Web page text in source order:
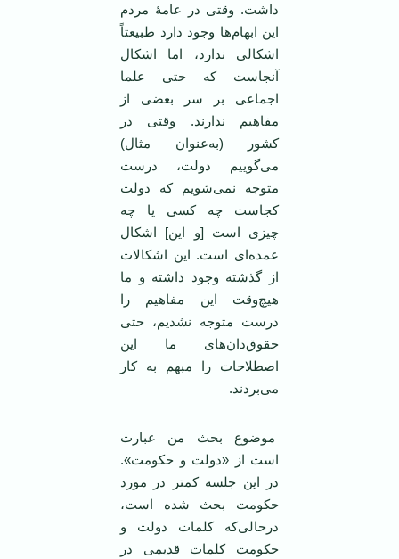
داشت. وقتی در عامۀ مردم
این ابهام‌ها وجود دارد طبیعتاً
اشکالی ندارد، اما اشکال
آنجاست که حتی علما
اجماعی بر سر بعضی از
مفاهیم ندارند. وقتی در
کشور (به‌عنوان مثال)
می‌گوییم دولت، درست
متوجه نمی‌شویم که دولت
کجاست چه کسی یا چه
چیزی است [و این] اشکال
عمده‌ای است. این اشکالات
از گذشته وجود داشته و ما
هیچ‌وقت این مفاهیم را
درست متوجه نشدیم، حتی
حقوق‌دان‌های ما این
اصطلاحات را مبهم به کار
می‌بردند.
موضوع بحث من عبارت
است از «دولت و حکومت».
در این جلسه کمتر در مورد
حکومت بحث شده است،
درحالی‌که کلمات دولت و
حکومت کلمات قدیمی در